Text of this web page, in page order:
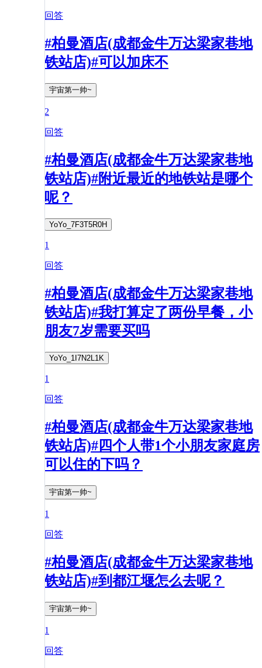
回答
#柏曼酒店(成都金牛万达梁家巷地
铁站店)#可以加床不
宇宙第一帅~
2
回答
#柏曼酒店(成都金牛万达梁家巷地
铁站店)#附近最近的地铁站是哪个
呢？
YoYo_7F3T5R0H
1
回答
#柏曼酒店(成都金牛万达梁家巷地
铁站店)#我打算定了两份早餐，小
朋友7岁需要买吗
YoYo_1I7N2L1K
1
回答
#柏曼酒店(成都金牛万达梁家巷地
铁站店)#四个人带1个小朋友家庭房
可以住的下吗？
宇宙第一帅~
1
回答
#柏曼酒店(成都金牛万达梁家巷地
铁站店)#到都江堰怎么去呢？
宇宙第一帅~
1
回答